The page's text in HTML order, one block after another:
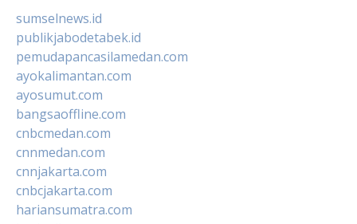
sumselnews.id
publikjabodetabek.id
pemudapancasilamedan.com
ayokalimantan.com
ayosumut.com
bangsaoffline.com
cnbcmedan.com
cnnmedan.com
cnnjakarta.com
cnbcjakarta.com
hariansumatra.com